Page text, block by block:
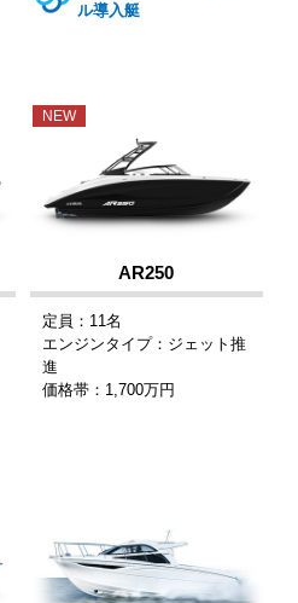
ル導入艇
AR250
定員：11名
エンジンタイプ：ジェット推
進
価格帯：1,700万円
NEW